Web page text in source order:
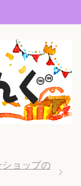
ョップの